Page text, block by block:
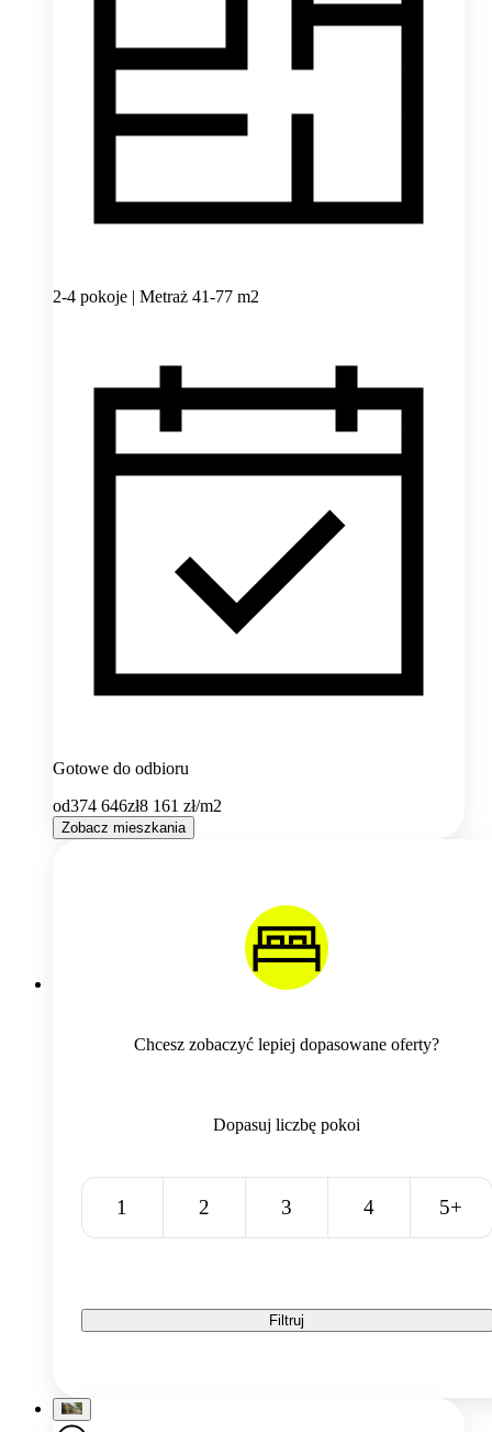
2-4 pokoje | Metraż 41-77 m2
Gotowe do odbioru
od374 646zł8 161 zł/m2
Zobacz mieszkania
Chcesz zobaczyć lepiej dopasowane oferty?
Dopasuj liczbę pokoi
1 2 3 4 5+
Filtruj